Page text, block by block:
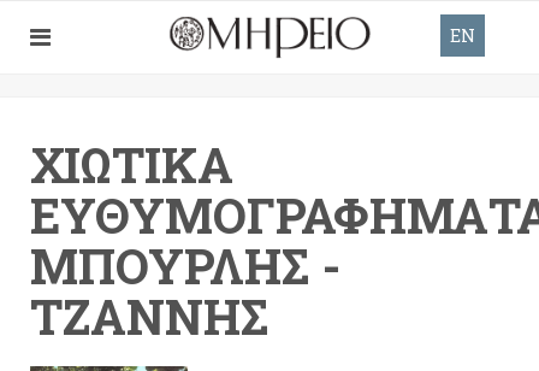
EN
ΧΙΏΤΙΚΑ
ΜΠΟΥΡΛΉΣ -
ΤΖΑΝΝΉΣ